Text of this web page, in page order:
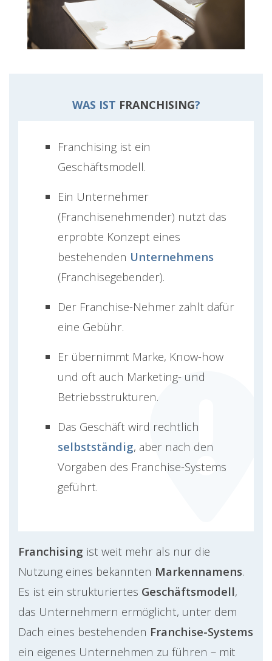
WAS IST FRANCHISING?
Franchising ist ein
Geschäftsmodell.
Ein Unternehmer
(Franchisenehmender) nutzt das
erprobte Konzept eines
bestehenden Unternehmens
(Franchisegebender).
Der Franchise-Nehmer zahlt dafür
eine Gebühr.
Er übernimmt Marke, Know-how
und oft auch Marketing- und
Betriebsstrukturen.
Das Geschäft wird rechtlich
selbstständig, aber nach den
Vorgaben des Franchise-Systems
geführt.
Franchising ist weit mehr als nur die
Nutzung eines bekannten Markennamens.
Es ist ein strukturiertes Geschäftsmodell,
das Unternehmern ermöglicht, unter dem
Dach eines bestehenden Franchise-Systems
ein eigenes Unternehmen zu führen – mit